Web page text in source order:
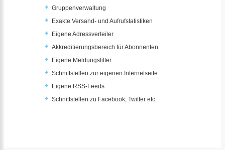
Gruppenverwaltung
Exakte Versand- und Aufrufstatistiken
Eigene Adressverteiler
Akkreditierungsbereich für Abonnenten
Eigene Meldungsfilter
Schnittstellen zur eigenen Internetseite
Eigene RSS-Feeds
Schnittstellen zu Facebook, Twitter etc.